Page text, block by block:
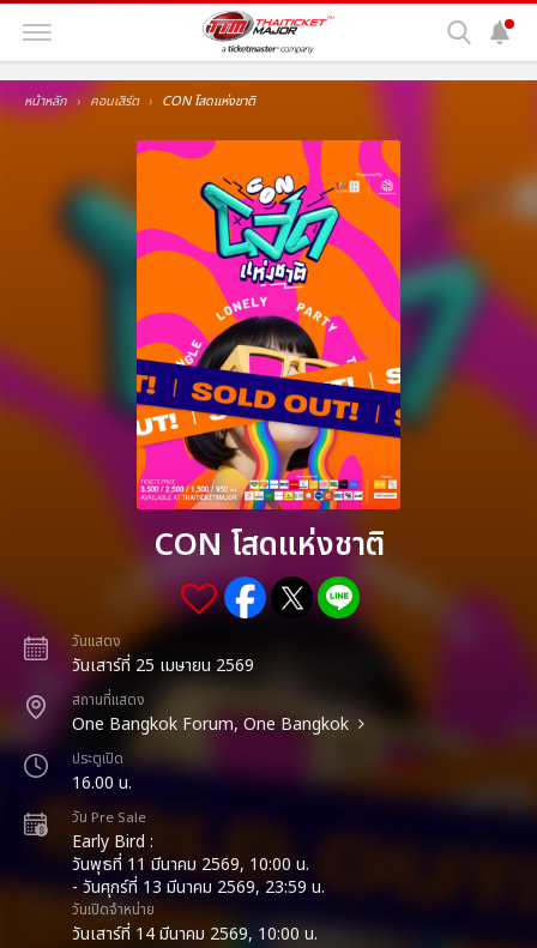
หน้าหลัก คอนเสิร์ต CON โสดแห่งชาติ
CON โสดแห่งชาติ
วันแสดง
วันเสาร์ที่ 25 เมษายน 2569
สถานที่แสดง
One Bangkok Forum, One Bangkok
ประตูเปิด
16.00 น.
วัน Pre Sale
Early Bird :
วันพุธที่ 11 มีนาคม 2569, 10:00 น.
- วันศุกร์ที่ 13 มีนาคม 2569, 23:59 น.
วันเปิดจำหน่าย
วันเสาร์ที่ 14 มีนาคม 2569, 10:00 น.